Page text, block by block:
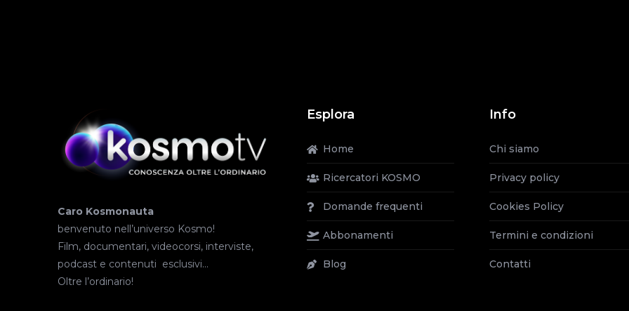
Caro Kosmonauta
benvenuto nell’universo Kosmo!
Film, documentari, videocorsi, interviste,
podcast e contenuti esclusivi…
Oltre l’ordinario!
Esplora
Home
Ricercatori KOSMO
Domande frequenti
Abbonamenti
Blog
Info
Chi siamo
Privacy policy
Cookies Policy
Termini e condizioni
Contatti